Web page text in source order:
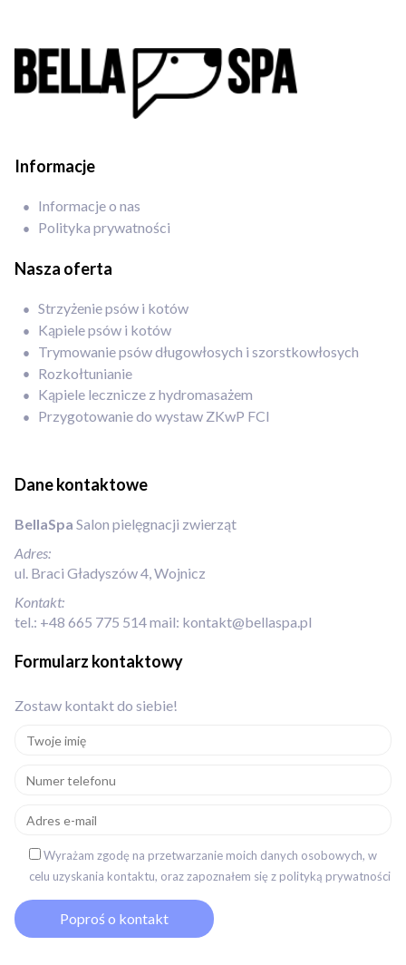
Informacje
Informacje o nas
Polityka prywatności
Nasza oferta
Strzyżenie psów i kotów
Kąpiele psów i kotów
Trymowanie psów długowłosych i szorstkowłosych
Rozkołtunianie
Kąpiele lecznicze z hydromasażem
Przygotowanie do wystaw ZKwP FCI
Dane kontaktowe
BellaSpa Salon pielęgnacji zwierząt
Adres:
ul. Braci Gładyszów 4, Wojnicz
Kontakt:
tel.: +48 665 775 514mail: kontakt@bellaspa.pl
Formularz kontaktowy
Zostaw kontakt do siebie!
Wyrażam zgodę na przetwarzanie moich danych osobowych, w
celu uzyskania kontaktu, oraz zapoznałem się z polityką prywatności